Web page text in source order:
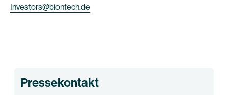
Investors@biontech.de
Pressekontakt